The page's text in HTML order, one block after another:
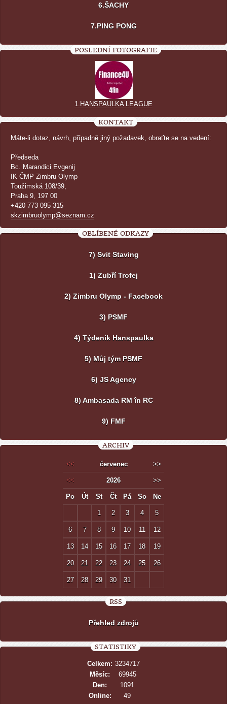
6.ŠACHY
7.PING PONG
POSLEDNÍ FOTOGRAFIE
1.HANSPAULKA LEAGUE
KONTAKT
Máte-li dotaz, návrh, případně jiný požadavek, obraťte se na vedení:
Předseda
Bc. Marandici Evgenij
IK ČMP Zimbru Olymp
Toužimská 108/39,
Praha 9, 197 00
+420 773 095 315
skzimbruolymp@seznam.cz
OBLÍBENÉ ODKAZY
7) Svit Staving
1) Zubří Trofej
2) Zimbru Olymp - Facebook
3) PSMF
4) Týdeník Hanspaulka
5) Můj tým PSMF
6) JS Agency
8) Ambasada RM în RC
9) FMF
ARCHIV
<< červenec >>
<< 2026 >>
Po Út St Čt Pá So Ne
1 2 3 4 5
6 7 8 9 10 11 12
13 14 15 16 17 18 19
20 21 22 23 24 25 26
27 28 29 30 31
RSS
Přehled zdrojů
STATISTIKY
Online: 49
Celkem: 3234717
Měsíc:
69945
Den:
1091